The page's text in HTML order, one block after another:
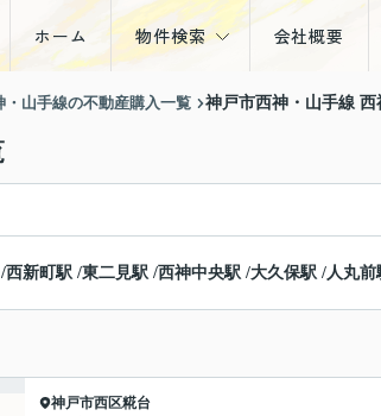
ホーム 物件検索
土地
会社概要
・山手線の不動産購入一覧 神戸市西神・山手線
/西新町駅 /東二見駅 /西神中央駅 /大久保駅 /人丸前
神戸市西区糀台